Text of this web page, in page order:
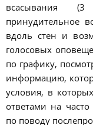
всасывания
принудительное
вдоль стен и
голосовых
по графику,
информацию,
условия, в
ответами на
по поводу